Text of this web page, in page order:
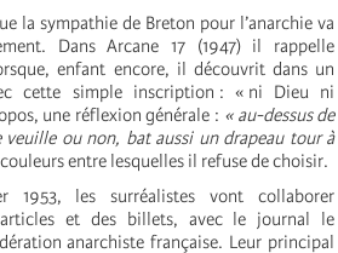
la sympathie de Breton pour l’anarchie va
Dans Arcane 17 (1947) il rappelle
enfant encore, il découvrit dans un
cette simple inscription : « ni Dieu ni
une réflexion générale : « au-dessus de
veuille ou non, bat aussi un drapeau tour à
entre lesquelles il refuse de choisir.
1953, les surréalistes vont collaborer
articles et des billets, avec le journal le
anarchiste française. Leur principal